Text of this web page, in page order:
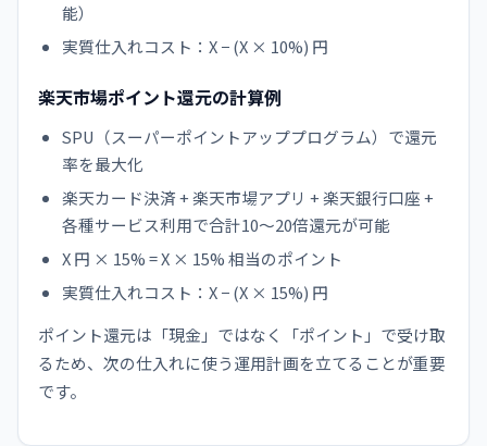
能）
実質仕入れコスト：X − (X × 10%) 円
楽天市場ポイント還元の計算例
SPU（スーパーポイントアッププログラム）で還元
率を最大化
楽天カード決済 + 楽天市場アプリ + 楽天銀行口座 +
各種サービス利用で合計10〜20倍還元が可能
X 円 × 15% = X × 15% 相当のポイント
実質仕入れコスト：X − (X × 15%) 円
ポイント還元は「現金」ではなく「ポイント」で受け取
るため、次の仕入れに使う運用計画を立てることが重要
です。